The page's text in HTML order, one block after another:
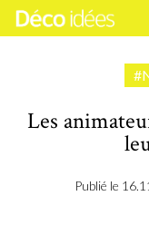
Les
Publié le